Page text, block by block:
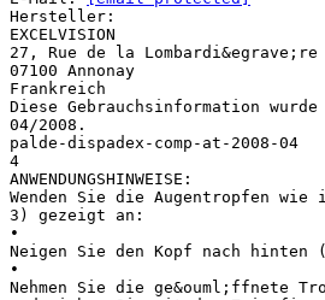
Hersteller:
EXCELVISION
27, Rue de la Lombardi&egrave;re
07100 Annonay
Frankreich
Diese Gebrauchsinformation
04/2008.
palde-dispadex-comp-at-2008-04
4
ANWENDUNGSHINWEISE:
Wenden Sie die Augentropfen wie
3) gezeigt an:
•
Neigen Sie den Kopf nach hinten
•
Nehmen Sie die ge&ouml;ffnete